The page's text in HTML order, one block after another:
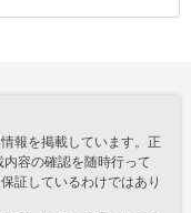
報を掲載しています。正
容の確認を随時行って
証しているわけではあり